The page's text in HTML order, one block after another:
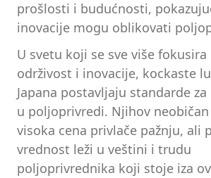
prošlosti i budućnosti,
inovacije mogu oblikovati
U svetu koji se sve više fokusira
održivost i inovacije, kockaste
Japana postavljaju standarde
u poljoprivredi. Njihov neobičan
visoka cena privlače pažnju, ali
vrednost leži u veštini i trudu
poljoprivrednika koji stoje iza